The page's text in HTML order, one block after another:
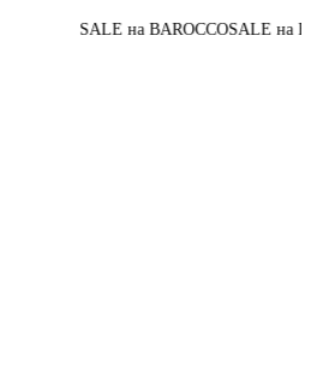
SALE на BAROCCOSALE на